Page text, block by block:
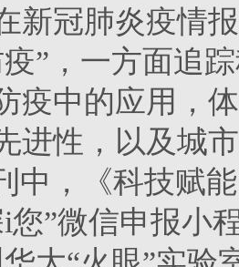
新冠肺炎疫情
”，一方面追
疫中的应用，
进性，以及城
中，《科技赋
您”微信申报小